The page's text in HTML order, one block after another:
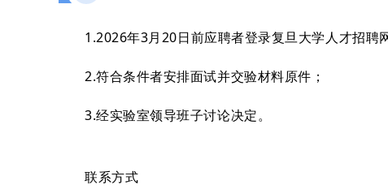
1.2026年3月20日前应聘者登录复旦大学人才招
2.符合条件者安排面试并交验材料原件；
3.经实验室领导班子讨论决定。
联系方式